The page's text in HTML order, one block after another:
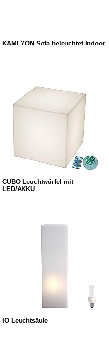
KAMI YON Sofa beleuchtet Indoor
CUBO Leuchtwürfel mit
LED/AKKU
IO Leuchtsäule